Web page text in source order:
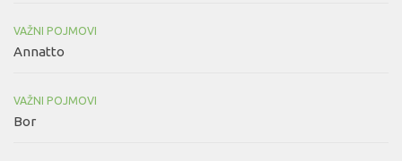
VAŽNI POJMOVI
Annatto
VAŽNI POJMOVI
Bor